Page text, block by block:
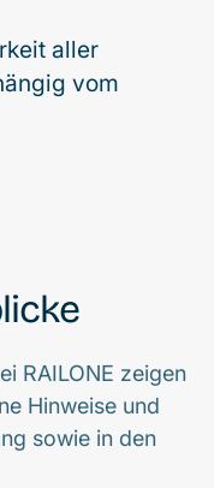
aller
vom
RAILONE zeigen
Hinweise und
sowie in den